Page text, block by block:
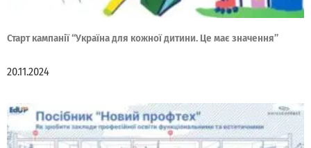
Старт кампанії “Україна для кожної дитини. Це має значення”
20.11.2024